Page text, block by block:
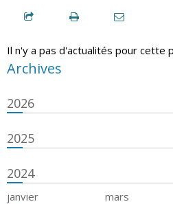
Il n'y a pas d'actualités pour cette
Archives
2026
2025
2024
janvier mars